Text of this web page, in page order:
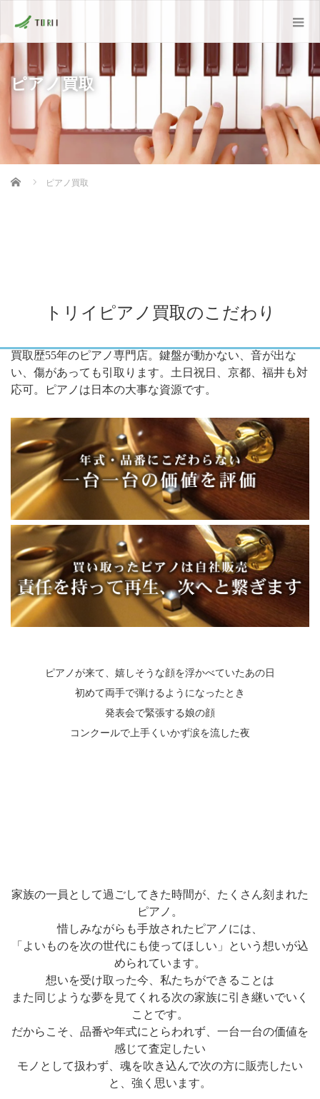
ピアノ買取
Home ピアノ買取
トリイピアノ買取のこだわり
買取歴55年のピアノ専門店。鍵盤が動かない、音が出な
い、傷があっても引取ります。土日祝日、京都、福井も対
応可。ピアノは日本の大事な資源です。
ピアノが来て、嬉しそうな顔を浮かべていたあの日
初めて両手で弾けるようになったとき
発表会で緊張する娘の顔
コンクールで上手くいかず涙を流した夜
家族の一員として過ごしてきた時間が、たくさん刻まれた
ピアノ。
惜しみながらも手放されたピアノには、
「よいものを次の世代にも使ってほしい」という想いが込
められています。
想いを受け取った今、私たちができることは
また同じような夢を見てくれる次の家族に引き継いでいく
ことです。
だからこそ、品番や年式にとらわれず、一台一台の価値を
感じて査定したい
モノとして扱わず、魂を吹き込んで次の方に販売したい
と、強く思います。